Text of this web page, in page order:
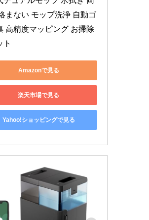
まない モップ洗浄 自動ゴ
高精度マッピング お掃除
ト
Amazonで見る
楽天市場で見る
Yahoo!ショッピングで見る